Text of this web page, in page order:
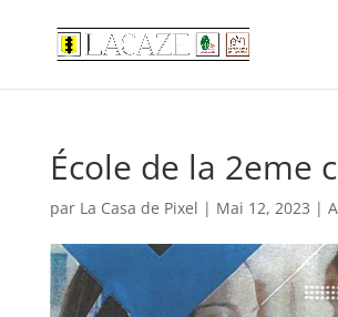
École de la 2eme
par La Casa de Pixel | Mai 12, 2023 |